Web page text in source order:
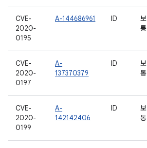
CVE-
2020-
0195
A-144686961 ID
보
통
CVE-
2020-
0197
A-
137370379
ID
보
통
CVE-
2020-
0199
A-
142142406
ID
보
통